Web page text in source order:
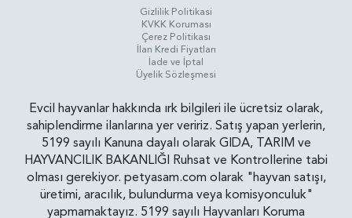
Gizlilik Politikasi
KVKK Koruması
Çerez Politikası
İlan Kredi Fiyatları
İade ve İptal
Üyelik Sözleşmesi
Evcil hayvanlar hakkında ırk bilgileri ile ücretsiz olarak,
sahiplendirme ilanlarına yer veririz. Satış yapan yerlerin,
5199 sayılı Kanuna dayalı olarak GIDA, TARIM ve
HAYVANCILIK BAKANLIĞI Ruhsat ve Kontrollerine tabi
olması gerekiyor. petyasam.com olarak "hayvan satışı,
üretimi, aracılık, bulundurma veya komisyonculuk"
yapmamaktayız. 5199 sayılı Hayvanları Koruma